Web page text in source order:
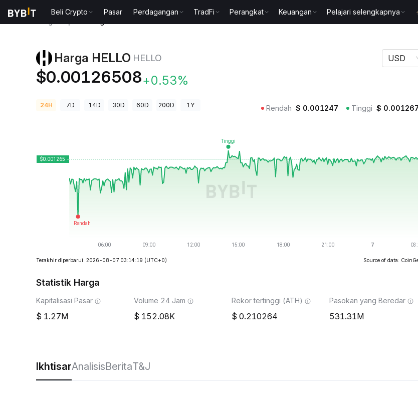
Beli Crypto Pasar Perdagangan TradFi Perangkat Keuangan Pelajari selengkapnya
Harga HELLO HELLO
$0.00126508+0.53%
USD
24H 7D 14D 30D 60D 200D 1Y Rendah $ 0.001247 Tinggi $ 0.001267
Terakhir diperbarui: 2026-08-07 03:14:19 (UTC+0) Source of data:
Statistik Harga
Kapitalisasi Pasar
1.27M
Volume 24 Jam
152.08K
Rekor tertinggi (ATH)
0.210264
Pasokan yang Beredar
531.31M
IkhtisarAnalisisBeritaT&J